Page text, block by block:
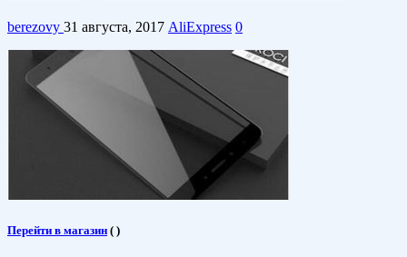
berezovy 31 августа, 2017 AliExpress 0
Перейти в магазин ( )